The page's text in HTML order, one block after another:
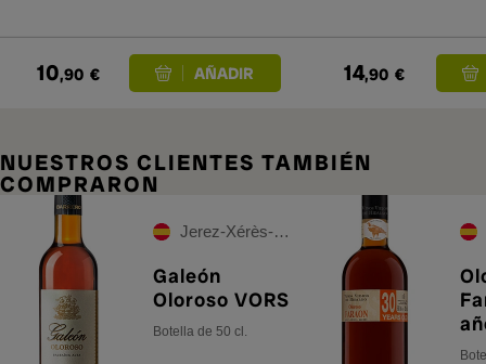
10,90 € 14,90 €
NUESTROS CLIENTES TAMBIÉN
COMPRARON
Jerez-Xérès-Sherry
Galeón
Oloroso VORS
Botella de 50 cl.
cl